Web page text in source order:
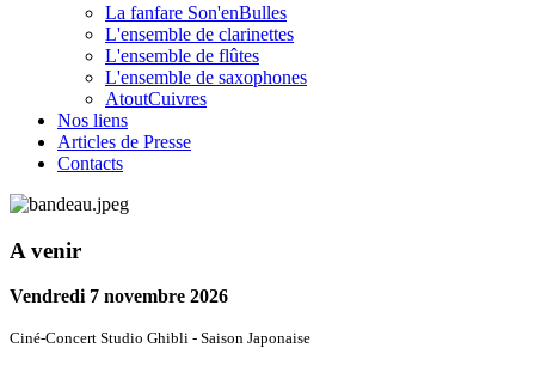
La fanfare Son'enBulles
L'ensemble de clarinettes
L'ensemble de flûtes
L'ensemble de saxophones
AtoutCuivres
Nos liens
Articles de Presse
Contacts
A venir
Vendredi 7 novembre 2026
Ciné-Concert Studio Ghibli - Saison Japonaise